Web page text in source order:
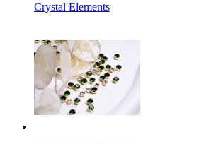
Crystal Elements